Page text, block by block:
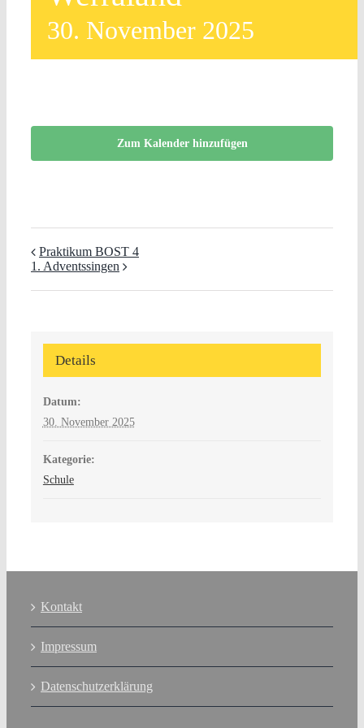
30. November 2025
Zum Kalender hinzufügen
Praktikum BOST 4
1. Adventssingen
Details
Datum:
30. November 2025
Kategorie:
Schule
Kontakt
Impressum
Datenschutzerklärung